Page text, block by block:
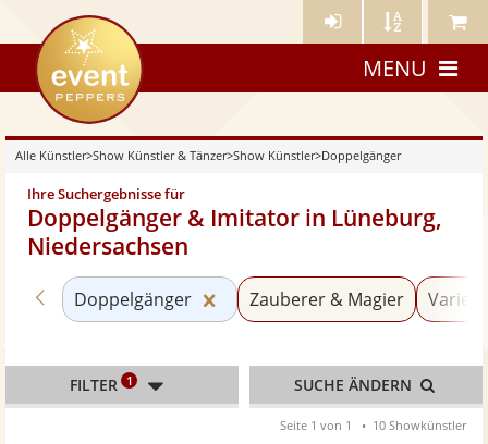
Künstler- Künstler Meine
eventpeppers
MENU
Alle Künstler>Show Künstler & Tänzer>Show Künstler>Doppelgänger
Ihre Suchergebnisse für
Doppelgänger & Imitator in Lüneburg,
Niedersachsen
Zurück zu «Show Künstler»
Doppelgänger Kategorie «Doppelgänger»
Zauberer & Magier
FILTER 1 SUCHE ÄNDERN
Seite 1 von 1 10 Showkünstler